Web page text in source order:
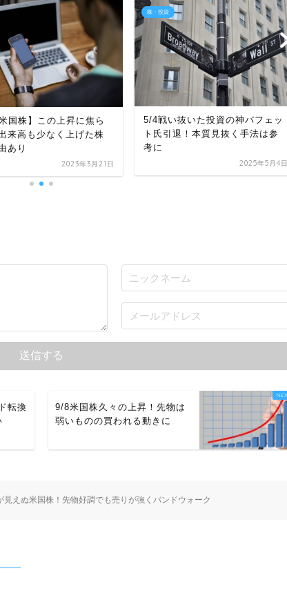
国株】この上昇に焦ら
来高も少なく上げた株
あり
2023年3月21日
株・投資
5/4戦い抜いた投資の神バフェッ
ト氏引退！本質見抜く手法は参
考に
2025年5月4日
転換
9/8米国株久々の上昇！先物は
弱いものの買われる動きに
見えぬ米国株！先物好調でも売りが強くバンドウォーク